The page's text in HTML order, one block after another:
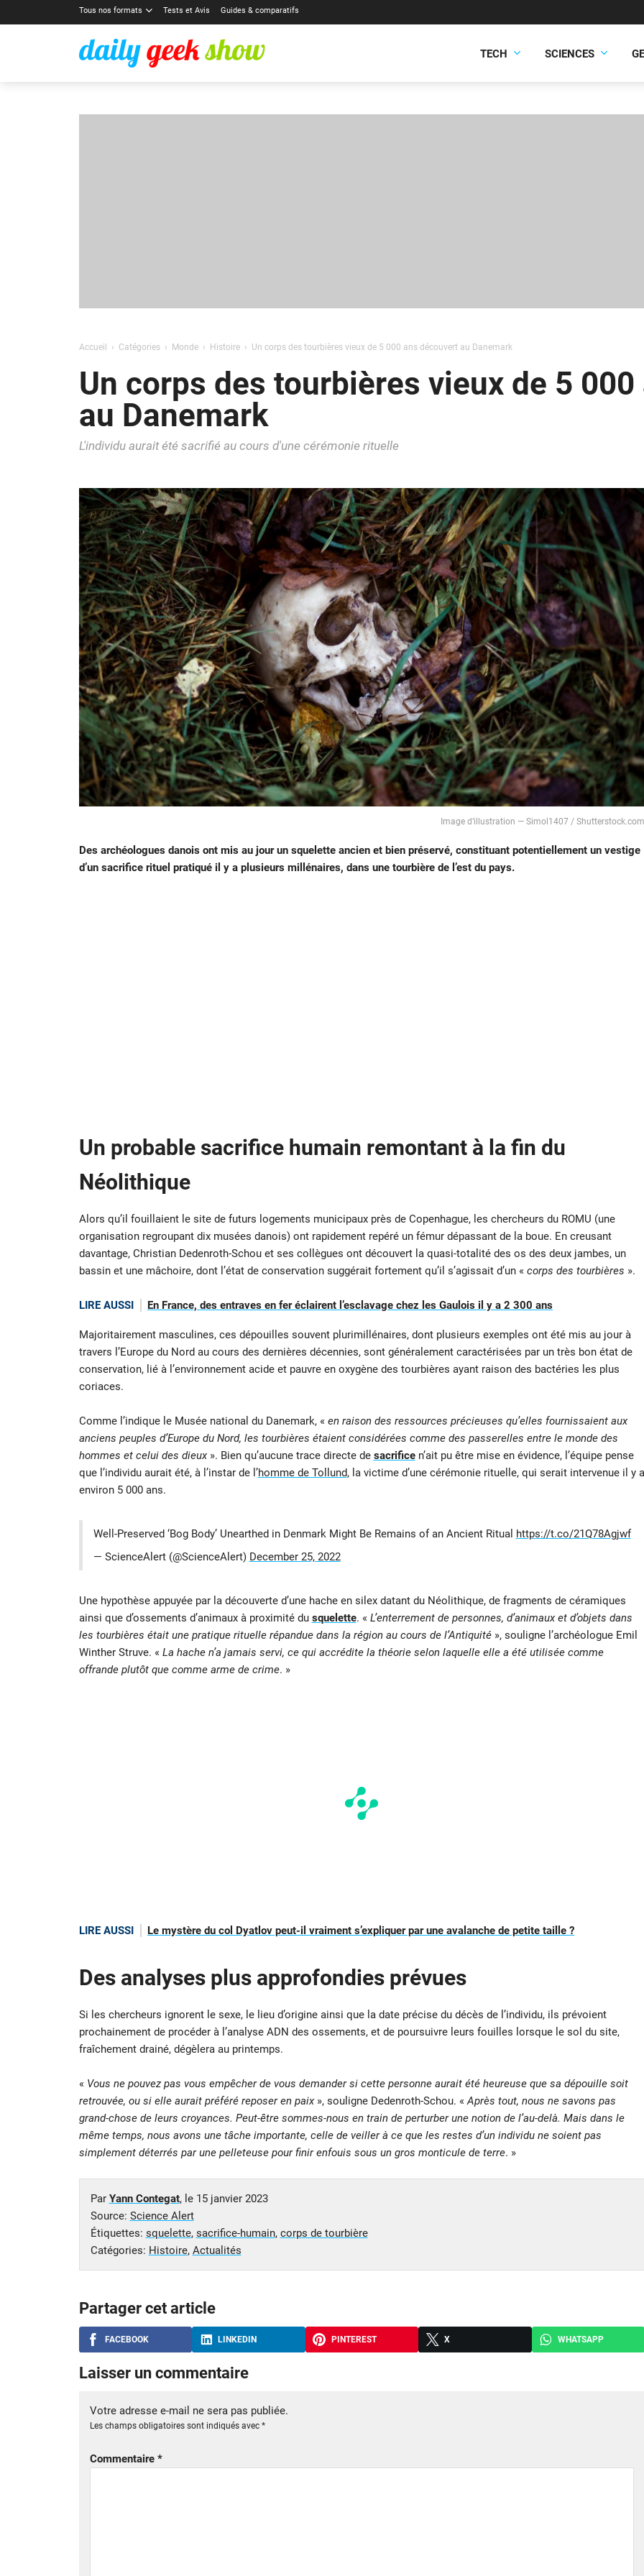
Tous nos formats Tests et Avis Guides & comparatifs
TECH SCIENCES
Accueil Catégories Monde Histoire Un corps des tourbières vieux de 5 000 ans découvert au Danemark
Un corps des tourbières vieux de 5
au Danemark
L'individu aurait été sacrifié au cours d'une cérémonie rituelle
Image d’illustration — Simol1407 / Shutterstock.com
Des archéologues danois ont mis au jour un squelette ancien et bien préservé, constituant potentiellement un vestige
d’un sacrifice rituel pratiqué il y a plusieurs millénaires, dans une tourbière de l’est du pays.
Un probable sacrifice humain remontant à la fin du
Néolithique
Alors qu’il fouillaient le site de futurs logements municipaux près de Copenhague, les chercheurs du ROMU (une
organisation regroupant dix musées danois) ont rapidement repéré un fémur dépassant de la boue. En creusant
davantage, Christian Dedenroth-Schou et ses collègues ont découvert la quasi-totalité des os des deux jambes, un
bassin et une mâchoire, dont l’état de conservation suggérait fortement qu’il s’agissait d’un « corps des tourbières ».
LIRE AUSSI En France, des entraves en fer éclairent l’esclavage chez les Gaulois il y a 2 300 ans
Majoritairement masculines, ces dépouilles souvent plurimillénaires, dont plusieurs exemples ont été mis au jour à
travers l’Europe du Nord au cours des dernières décennies, sont généralement caractérisées par un très bon état de
conservation, lié à l’environnement acide et pauvre en oxygène des tourbières ayant raison des bactéries les plus
coriaces.
Comme l’indique le Musée national du Danemark, « en raison des ressources précieuses qu’elles fournissaient aux
anciens peuples d’Europe du Nord, les tourbières étaient considérées comme des passerelles entre le monde des
hommes et celui des dieux». Bien qu’aucune trace directe de sacrificen’ait pu être mise en évidence, l’équipe pense
que l’individu aurait été, à l’instar de l’homme de Tollund, la victime d’une cérémonie rituelle, qui serait intervenue il y a
environ 5 000 ans.
Well-Preserved ‘Bog Body’ Unearthed in Denmark Might Be Remains of an Ancient Ritual https://t.co/21Q78Agjwf
— ScienceAlert (@ScienceAlert) December 25, 2022
Une hypothèse appuyée par la découverte d’une hache en silex datant du Néolithique, de fragments de céramiques
ainsi que d’ossements d’animaux à proximité du squelette. « L’enterrement de personnes, d’animaux et d’objets dans
les tourbières était une pratique rituelle répandue dans la région au cours de l’Antiquité», souligne l’archéologue Emil
Winther Struve. « La hache n’a jamais servi, ce qui accrédite la théorie selon laquelle elle a été utilisée comme
offrande plutôt que comme arme de crime. »
LIRE AUSSI Le mystère du col Dyatlov peut-il vraiment s’expliquer par une avalanche de petite taille ?
Des analyses plus approfondies prévues
Si les chercheurs ignorent le sexe, le lieu d’origine ainsi que la date précise du décès de l’individu, ils prévoient
prochainement de procéder à l’analyse ADN des ossements, et de poursuivre leurs fouilles lorsque le sol du site,
fraîchement drainé, dégèlera au printemps.
« Vous ne pouvez pas vous empêcher de vous demander si cette personne aurait été heureuse que sa dépouille soit
retrouvée, ou si elle aurait préféré reposer en paix», souligne Dedenroth-Schou. «Après tout, nous ne savons pas
grand-chose de leurs croyances. Peut-être sommes-nous en train de perturber une notion de l’au-delà. Mais dans le
même temps, nous avons une tâche importante, celle de veiller à ce que les restes d’un individu ne soient pas
simplement déterrés par une pelleteuse pour finir enfouis sous un gros monticule de terre. »
Par Yann Contegat, le 15 janvier 2023
Source: Science Alert
Étiquettes: squelette, sacrifice-humain, corps de tourbière
Catégories: Histoire, Actualités
Partager cet article
FACEBOOK LINKEDIN PINTEREST X WHATSAPP
Laisser un commentaire
Votre adresse e-mail ne sera pas publiée.
Les champs obligatoires sont indiqués avec *
Commentaire *